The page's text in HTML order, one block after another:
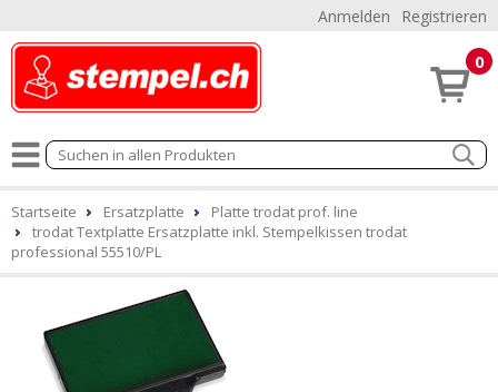
Anmelden Registrieren
0
Startseite Ersatzplatte
Platte trodat prof. line
trodat Textplatte Ersatzplatte inkl. Stempelkissen trodat
professional 55510/PL